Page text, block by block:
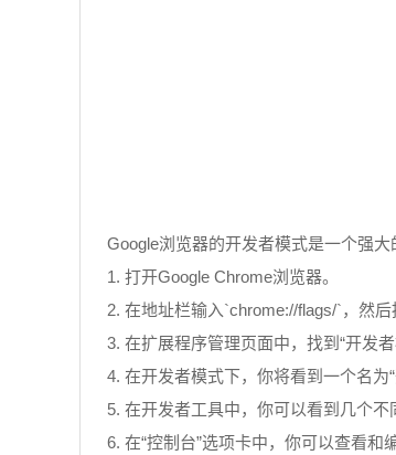
Google浏览器的开发者模式是一个强
1. 打开Google Chrome浏览器。
2. 在地址栏输入`chrome://flags/`，然
3. 在扩展程序管理页面中，找到“开发
4. 在开发者模式下，你将看到一个名为
5. 在开发者工具中，你可以看到几个不
6. 在“控制台”选项卡中，你可以查看